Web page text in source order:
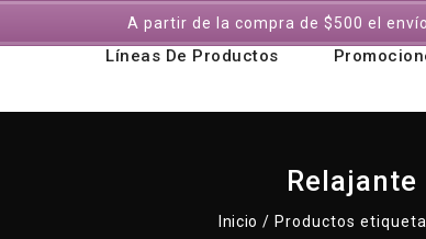
Líneas De Productos
Inicio / Productos
A partir de la compra de $500 el